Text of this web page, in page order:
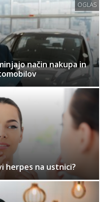
OGLAS
način nakupa in
herpes na ustnici?